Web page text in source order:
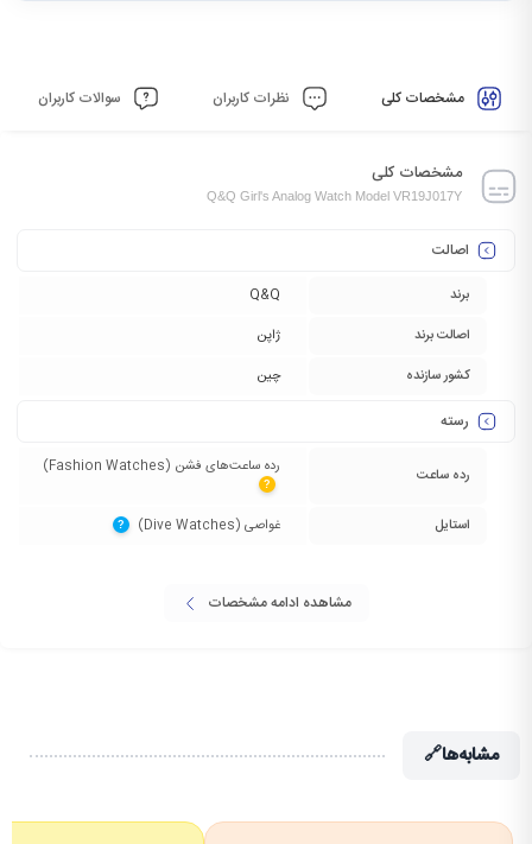
مشخصات کلی نظرات کاربران سوالات کاربران
مشخصات کلی
Q&Q Girl's Analog Watch Model VR19J017Y
اصالت
برند
Q&Q
اصالت برند
ژاپن
کشور سازنده
چین
رسته
رده ساعت رده ساعت‌های فشن (Fashion Watches)‏
?
استایل غواصی (Dive Watches)‏ ?
مشاهده ادامه مشخصات
مشابه‌ها🔗